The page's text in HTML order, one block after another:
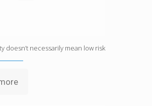
doesn’t necessarily mean low risk